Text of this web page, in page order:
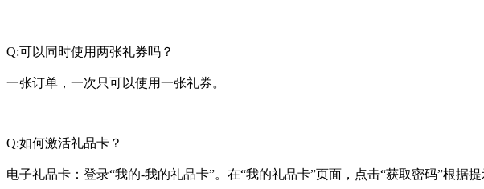
Q:可以同时使用两张礼券吗？
一张订单，一次只可以使用一张礼券。
Q:如何激活礼品卡？
电子礼品卡：登录“我的-我的礼品卡”。在“我的礼品卡”页面，点击“获取密码”根据提